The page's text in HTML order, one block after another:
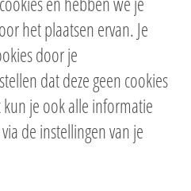
het plaatsen ervan. Je
door je
dat deze geen cookies
je ook alle informatie
de instellingen van je